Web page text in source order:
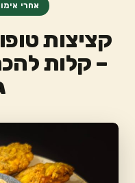
אחרי
קציצות
– קלות